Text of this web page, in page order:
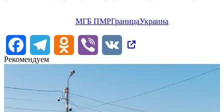
МГБ ПМРГраницаУкраина
FacebookTelegram Odnoklassniki
Viber
VK
Рекомендуем